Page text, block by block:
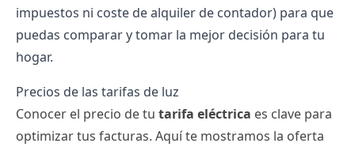
impuestos ni coste de alquiler de contador) para que
puedas comparar y tomar la mejor decisión para tu
hogar.
Precios de las tarifas de luz
Conocer el precio de tu tarifa eléctrica es clave para
optimizar tus facturas. Aquí te mostramos la oferta